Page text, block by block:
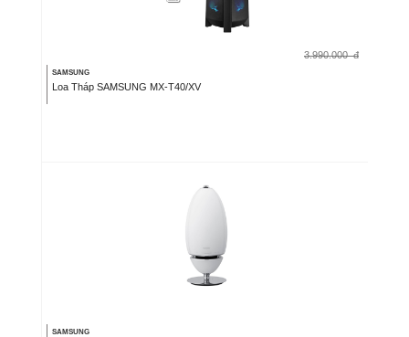
3.990.000 đ
SAMSUNG
Loa Tháp SAMSUNG MX-T40/XV
SAMSUNG